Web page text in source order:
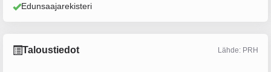
Edunsaajarekisteri
Taloustiedot Lähde: PRH